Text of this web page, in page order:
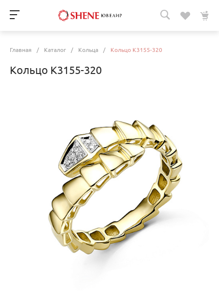
Главная / Каталог / Кольца / Кольцо К3155-320
Кольцо К3155-320